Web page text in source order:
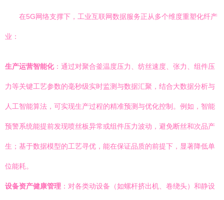
在5G网络支撑下，工业互联网数据服务正从多个维度重塑化纤产
业：
生产运营智能化：通过对聚合釜温度压力、纺丝速度、张力、组件压
力等关键工艺参数的毫秒级实时监测与数据汇聚，结合大数据分析与
人工智能算法，可实现生产过程的精准预测与优化控制。例如，智能
预警系统能提前发现喷丝板异常或组件压力波动，避免断丝和次品产
生；基于数据模型的工艺寻优，能在保证品质的前提下，显著降低单
位能耗。
设备资产健康管理 ：对各类动设备（如螺杆挤出机、卷绕头）和静设